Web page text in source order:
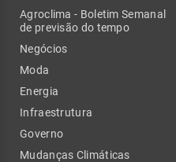
Agroclima - Boletim Semanal
de previsão do tempo
Negócios
Moda
Energia
Infraestrutura
Governo
Mudanças Climáticas